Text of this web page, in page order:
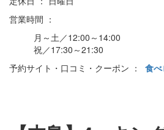
営業時間 ：
月～土／12:00～14:00
祝／17:30～21:30
予約サイト・口コミ・クーポン ： 食